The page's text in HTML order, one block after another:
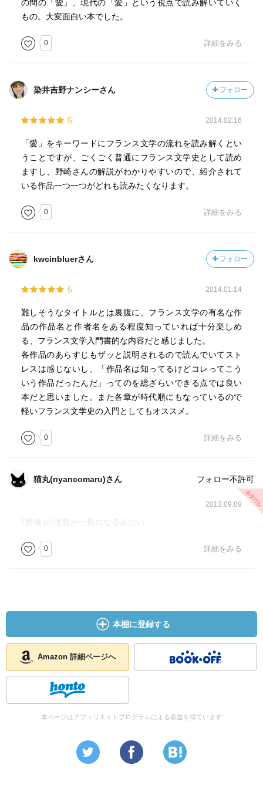
の間の「愛」、現代の「愛」という視点で読み解いていく
もの。大変面白い本でした。
0 詳細をみる
染井吉野ナンシーさん フォロー
5 2014.02.16
「愛」をキーワードにフランス文学の流れを読み解くとい
うことですが、ごくごく普通にフランス文学史として読め
ますし、野崎さんの解説がわかりやすいので、紹介されて
いる作品一つ一つがどれも読みたくなります。
0 詳細をみる
kwcinbluerさん フォロー
5 2014.01.14
難しそうなタイトルとは裏腹に、フランス文学の有名な作
品の作品名と作者名をある程度知っていれば十分楽しめ
る、フランス文学入門書的な内容だと感じました。
各作品のあらすじもザッと説明されるので読んでいてスト
レスは感じないし、「作品名は知ってるけどコレってこう
いう作品だったんだ」ってのを総ざらいできる点では良い
本だと思いました。また各章が時代順にもなっているので
軽いフランス文学史の入門としてもオススメ。
0 詳細をみる
猫丸(nyancomaru)さん フォロー不許可
2013.09.09
｢群像｣の連載が一冊になるみたい。
0 詳細をみる
本棚に登録する
Amazon 詳細ページへ
本ページはアフィリエイトプログラムによる収益を得ています